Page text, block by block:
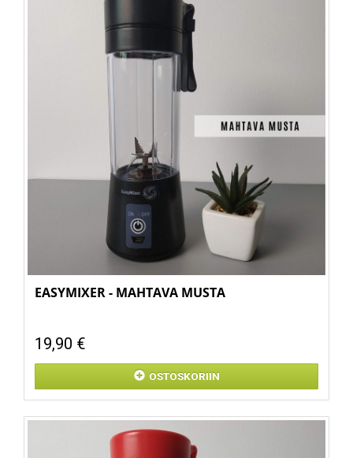
EASYMIXER - MAHTAVA MUSTA
19,90 €
OSTOSKORIIN